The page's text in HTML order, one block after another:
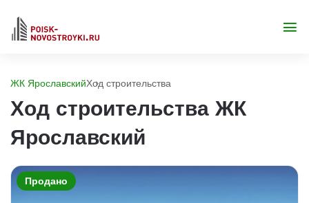
ЖК ЯрославскийХод строительства
Ход строительства ЖК
Ярославский
Продано